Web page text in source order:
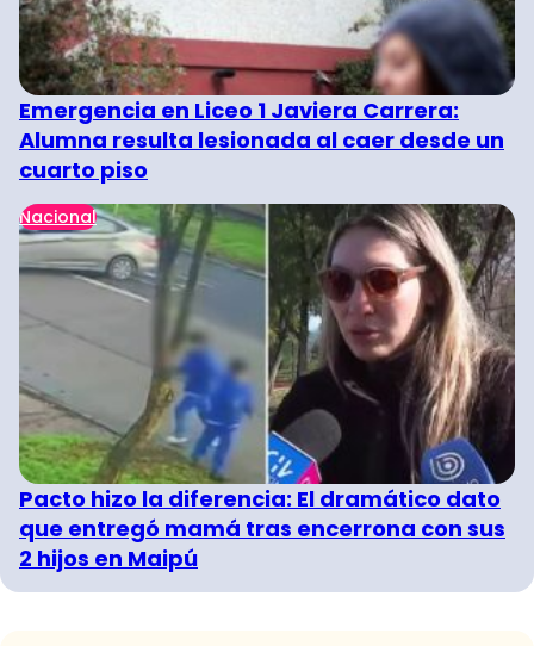
Emergencia en Liceo 1 Javiera Carrera:
Alumna resulta lesionada al caer desde un
cuarto piso
Nacional
Pacto hizo la diferencia: El dramático dato
que entregó mamá tras encerrona con sus
2 hijos en Maipú